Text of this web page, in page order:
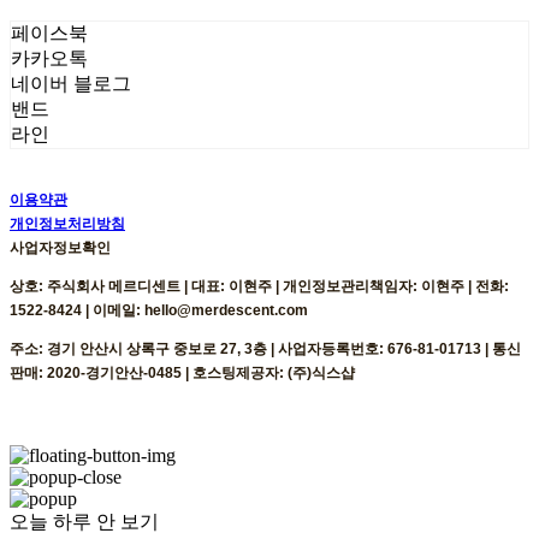
페이스북
카카오톡
네이버 블로그
밴드
라인
이용약관
개인정보처리방침
사업자정보확인
상호: 주식회사 메르디센트 | 대표: 이현주 | 개인정보관리책임자: 이현주 | 전화:
1522-8424 | 이메일: hello@merdescent.com
주소: 경기 안산시 상록구 중보로 27, 3층 | 사업자등록번호: 676-81-01713 | 통신
판매: 2020-경기안산-0485 | 호스팅제공자: (주)식스샵
오늘 하루 안 보기